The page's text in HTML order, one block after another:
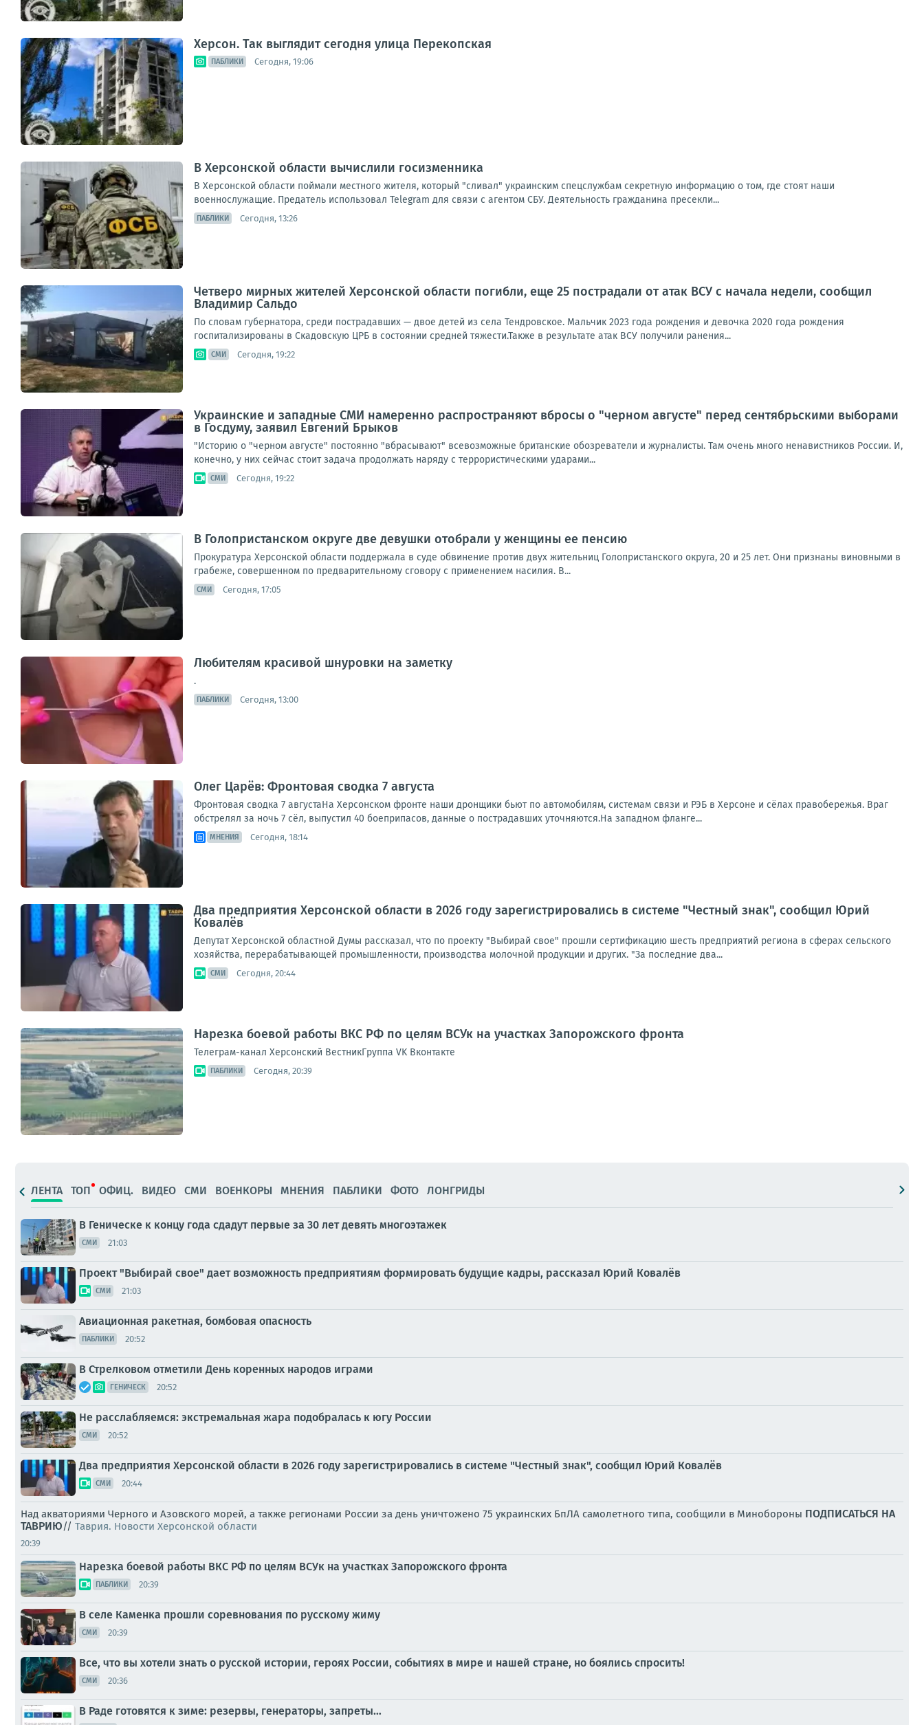
Херсон. Так выглядит сегодня улица Перекопская
ПАБЛИКИ Сегодня, 19:06
В Херсонской области вычислили госизменника
В Херсонской области поймали местного жителя, который "сливал" украинским спецслужбам секретную информацию о том, где стоят наши
военнослужащие. Предатель использовал Telegram для связи с агентом СБУ. Деятельность гражданина пресекли...
ПАБЛИКИ Сегодня, 13:26
Четверо мирных жителей Херсонской области погибли, еще 25 пострадали от атак ВСУ с начала недели, сообщил
Владимир Сальдо
По словам губернатора, среди пострадавших — двое детей из села Тендровское. Мальчик 2023 года рождения и девочка 2020 года рождения
госпитализированы в Скадовскую ЦРБ в состоянии средней тяжести.Также в результате атак ВСУ получили ранения...
СМИ Сегодня, 19:22
Украинские и западные СМИ намеренно распространяют вбросы о "черном августе" перед сентябрьскими выборами
в Госдуму, заявил Евгений Брыков
"Историю о "черном августе" постоянно "вбрасывают" всевозможные британские обозреватели и журналисты. Там очень много ненавистников России. И,
конечно, у них сейчас стоит задача продолжать наряду с террористическими ударами...
СМИ Сегодня, 19:22
В Голопристанском округе две девушки отобрали у женщины ее пенсию
Прокуратура Херсонской области поддержала в суде обвинение против двух жительниц Голопристанского округа, 20 и 25 лет. Они признаны виновными в
грабеже, совершенном по предварительному сговору с применением насилия. В...
СМИ Сегодня, 17:05
Любителям красивой шнуровки на заметку
.
ПАБЛИКИ Сегодня, 13:00
Олег Царёв: Фронтовая сводка 7 августа
Фронтовая сводка 7 августаНа Херсонском фронте наши дронщики бьют по автомобилям, системам связи и РЭБ в Херсоне и сёлах правобережья. Враг
обстрелял за ночь 7 сёл, выпустил 40 боеприпасов, данные о пострадавших уточняются.На западном фланге...
МНЕНИЯ Сегодня, 18:14
Два предприятия Херсонской области в 2026 году зарегистрировались в системе "Честный знак", сообщил Юрий
Ковалёв
Депутат Херсонской областной Думы рассказал, что по проекту "Выбирай свое" прошли сертификацию шесть предприятий региона в сферах сельского
хозяйства, перерабатывающей промышленности, производства молочной продукции и других. "За последние два...
СМИ Сегодня, 20:44
Нарезка боевой работы ВКС РФ по целям ВСУк на участках Запорожского фронта
Телеграм-канал Херсонский ВестникГруппа VK Вконтакте
ПАБЛИКИ Сегодня, 20:39
ЛЕНТА ТОП ОФИЦ. ВИДЕО СМИ ВОЕНКОРЫ МНЕНИЯ ПАБЛИКИ ФОТО ЛОНГРИДЫ
В Геническе к концу года сдадут первые за 30 лет девять многоэтажек
СМИ 21:03
Проект "Выбирай свое" дает возможность предприятиям формировать будущие кадры, рассказал Юрий Ковалёв
СМИ 21:03
Авиационная ракетная, бомбовая опасность
ПАБЛИКИ 20:52
В Стрелковом отметили День коренных народов играми
ГЕНИЧЕСК 20:52
Не расслабляемся: экстремальная жара подобралась к югу России
СМИ 20:52
Два предприятия Херсонской области в 2026 году зарегистрировались в системе "Честный знак", сообщил Юрий Ковалёв
СМИ 20:44
Над акваториями Черного и Азовского морей, а также регионами России за день уничтожено 75 украинских БпЛА самолетного типа, сообщили в Минобороны ПОДПИСАТЬСЯ НА
ТАВРИЮ// Таврия. Новости Херсонской области
20:39
Нарезка боевой работы ВКС РФ по целям ВСУк на участках Запорожского фронта
ПАБЛИКИ 20:39
В селе Каменка прошли соревнования по русскому жиму
СМИ 20:39
Все, что вы хотели знать о русской истории, героях России, событиях в мире и нашей стране, но боялись спросить!
СМИ 20:36
В Раде готовятся к зиме: резервы, генераторы, запреты…